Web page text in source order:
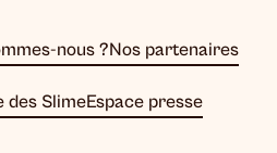
nous ?Nos partenaires
des SlimeEspace presse